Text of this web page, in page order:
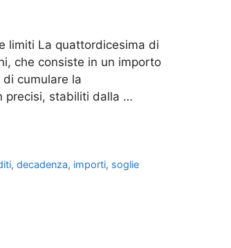
limiti La quattordicesima di
che consiste in un importo
cumulare la
precisi, stabiliti dalla …
,decadenza, importi, soglie